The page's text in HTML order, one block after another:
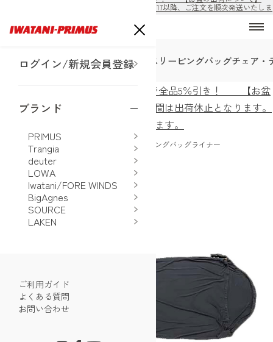
8/10から8/16の期間は出荷休止となります。8/17以降、ご注文を順次発送いたしま
ログイン/新規会員登録
ブランド
PRIMUS
Trangia
deuter
LOWA
Iwatani/FORE WINDS
BigAgnes
SOURCE
LAKEN
ご利用ガイド
よくある質問
お問い合わせ
テントスリーピングマット スリーピングバッグチェア・
ECサイト公開！購入前の会員登録で全品5％引き！ 【お盆
の出荷について】8/10から8/16の期間は出荷休止となります。
8/17以降、ご注文を順次発送いたします。
> BigAgnes ULリカバリー スリーピングバッグライナー